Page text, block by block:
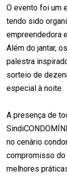
O evento foi um
tendo sido
empreendedora
Além do jantar,
palestra
sorteio de
especial à noite.
A presença de
no cenário
compromisso
melhores